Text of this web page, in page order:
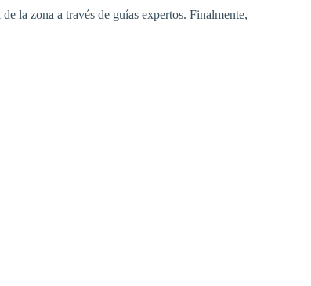
la zona a través de guías expertos. Finalmente,